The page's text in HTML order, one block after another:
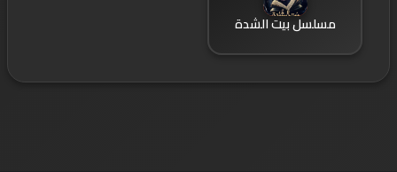
مسلسل بيت الشدة